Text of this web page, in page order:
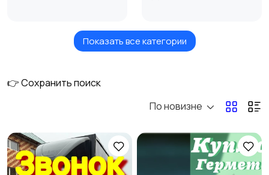
Недвижимость
Ремонт и
техники
Показать все категории
👉 Сохранить поиск
По новизне